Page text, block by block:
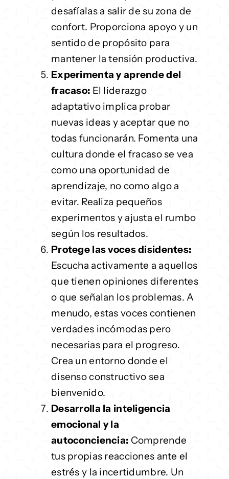
desafíalas a salir de su zona de
confort. Proporciona apoyo y un
sentido de propósito para
mantener la tensión productiva.
Experimenta y aprende del
fracaso: El liderazgo
adaptativo implica probar
nuevas ideas y aceptar que no
todas funcionarán. Fomenta una
cultura donde el fracaso se vea
como una oportunidad de
aprendizaje, no como algo a
evitar. Realiza pequeños
experimentos y ajusta el rumbo
según los resultados.
Protege las voces disidentes:
Escucha activamente a aquellos
que tienen opiniones diferentes
o que señalan los problemas. A
menudo, estas voces contienen
verdades incómodas pero
necesarias para el progreso.
Crea un entorno donde el
disenso constructivo sea
bienvenido.
Desarrolla la inteligencia
emocional y la
autoconciencia: Comprende
tus propias reacciones ante el
estrés y la incertidumbre. Un